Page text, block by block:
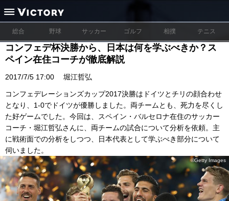
総合 野球 サッカー ゴルフ 相撲 テニス
コンフェデ杯決勝から、日本は何を学ぶべきか？ス
ペイン在住コーチが徹底解説
2017/7/5 17:00 堀江哲弘
コンフェデレーションズカップ2017決勝はドイツとチリの顔合わせ
となり、1-0でドイツが優勝しました。両チームとも、死力を尽くし
た好ゲームでした。今回は、スペイン・バルセロナ在住のサッカー
コーチ・堀江哲弘さんに、両チームの試合について分析を依頼。主
に戦術面での分析をしつつ、日本代表として学ぶべき部分について
伺いました。
©Getty Images